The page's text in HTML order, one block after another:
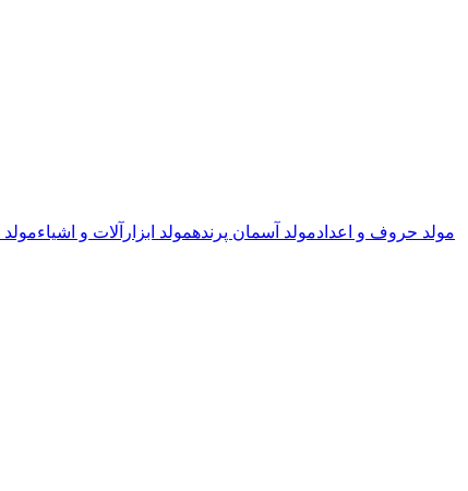
مولد حروف و اعدادمولد آسمان پرندهمولد ابزارآلات و اشیاء